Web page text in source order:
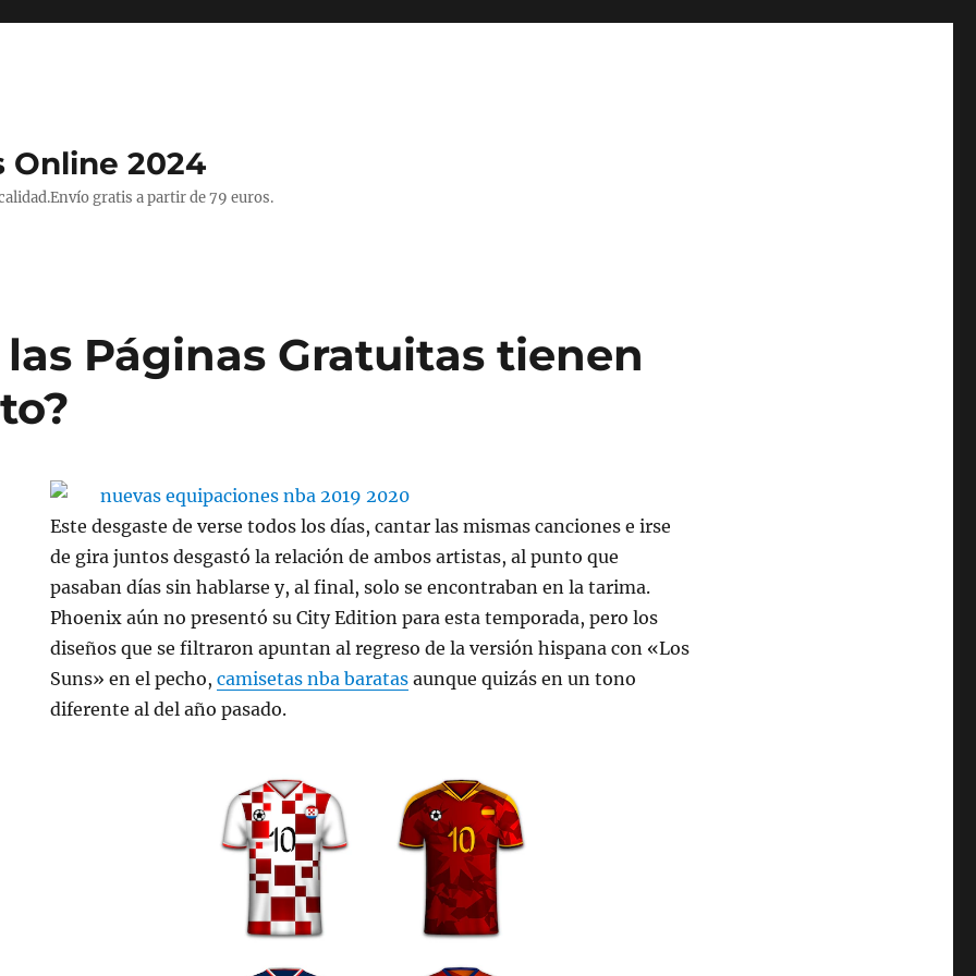
Online 2024
gratis a partir de 79 euros.
Páginas Gratuitas tienen
Este desgaste de verse todos los días, cantar las mismas canciones e irse
de gira juntos desgastó la relación de ambos artistas, al punto que
pasaban días sin hablarse y, al final, solo se encontraban en la tarima.
Phoenix aún no presentó su City Edition para esta temporada, pero los
diseños que se filtraron apuntan al regreso de la versión hispana con «Los
Suns» en el pecho,camisetas nba baratas aunque quizás en un tono
diferente al del año pasado.